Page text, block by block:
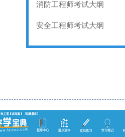
消防工程师考试大纲
安全工程师考试大纲